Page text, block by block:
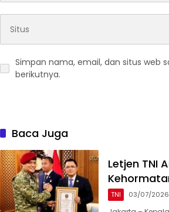
Simpan nama, email, dan situs web
berikutnya.
Baca Juga
Letjen TNI
TNI 03/07/2026